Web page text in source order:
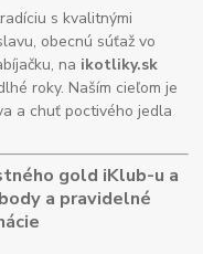
s kvalitnými
obecnú súťaž vo
na ikotliky.sk
roky. Naším cieľom je
a chuť poctivého jedla
gold iKlub-u a
a pravidelné